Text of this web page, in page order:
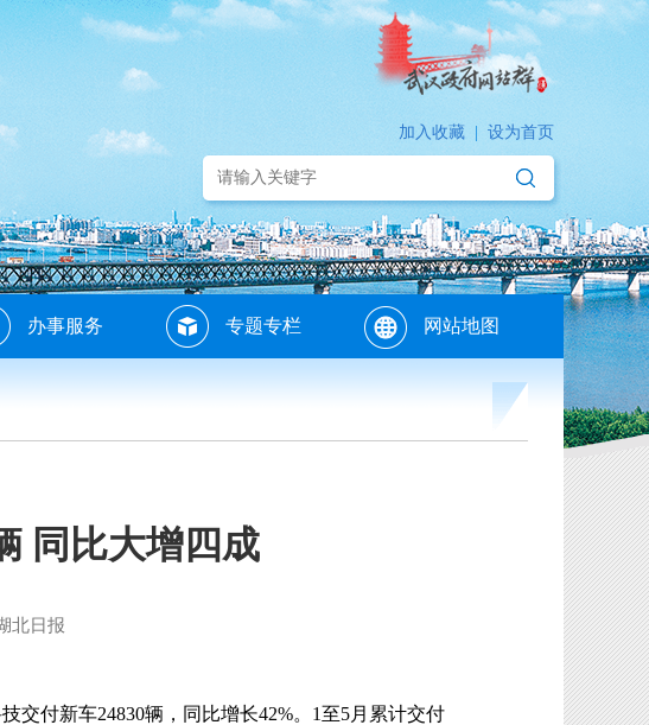
加入收藏 设为首页
办事服务 专题专栏 网站地图
同比大增四成
北日报
交付新车24830辆，同比增长42%。1至5月累计交付